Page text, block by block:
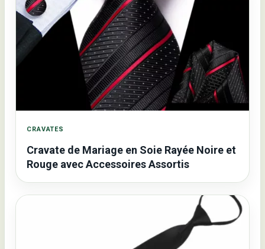
CRAVATES
Cravate de Mariage en Soie Rayée Noire et
Rouge avec Accessoires Assortis